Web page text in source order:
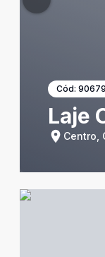
Cód:
Laje
Centro,